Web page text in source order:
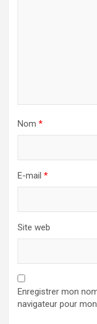
Nom *
E-mail *
Site web
Enregistrer mon
navigateur pour